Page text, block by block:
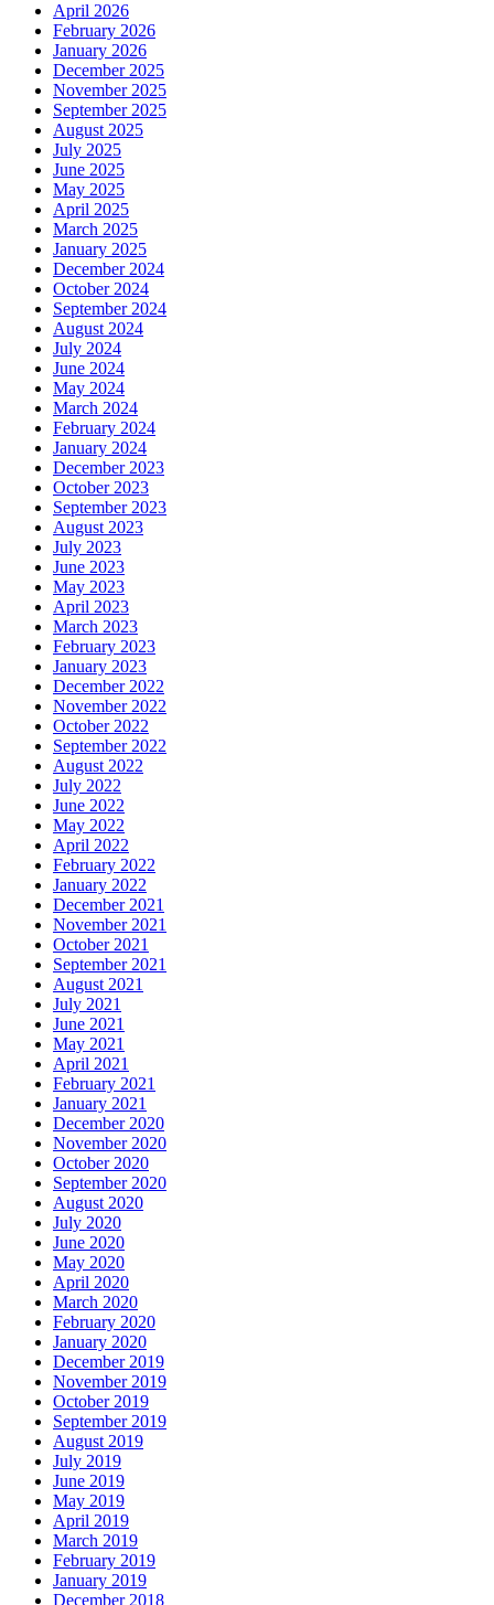
April 2026
February 2026
January 2026
December 2025
November 2025
September 2025
August 2025
July 2025
June 2025
May 2025
April 2025
March 2025
January 2025
December 2024
October 2024
September 2024
August 2024
July 2024
June 2024
May 2024
March 2024
February 2024
January 2024
December 2023
October 2023
September 2023
August 2023
July 2023
June 2023
May 2023
April 2023
March 2023
February 2023
January 2023
December 2022
November 2022
October 2022
September 2022
August 2022
July 2022
June 2022
May 2022
April 2022
February 2022
January 2022
December 2021
November 2021
October 2021
September 2021
August 2021
July 2021
June 2021
May 2021
April 2021
February 2021
January 2021
December 2020
November 2020
October 2020
September 2020
August 2020
July 2020
June 2020
May 2020
April 2020
March 2020
February 2020
January 2020
December 2019
November 2019
October 2019
September 2019
August 2019
July 2019
June 2019
May 2019
April 2019
March 2019
February 2019
January 2019
December 2018